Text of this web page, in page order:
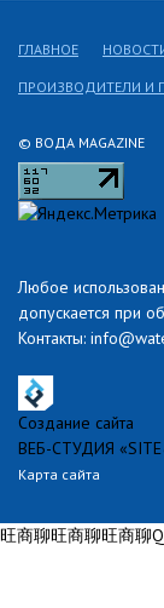
© ВОДА MAGAZINE
Любое
допускается при
Контакты:
ГЛАВНОЕ
ПРОИЗВОДИТЕЛИ И
Создание сайта
ВЕБ-СТУДИЯ
Карта сайта
旺商聊旺商聊旺商聊